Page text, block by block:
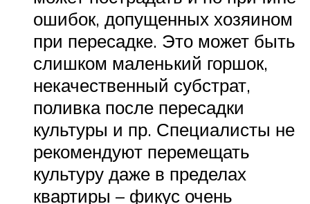
ошибок, допущенных хозяином
при пересадке. Это может быть
слишком маленький горшок,
некачественный субстрат,
поливка после пересадки
культуры и пр. Специалисты не
рекомендуют перемещать
культуру даже в пределах
квартиры – фикус очень